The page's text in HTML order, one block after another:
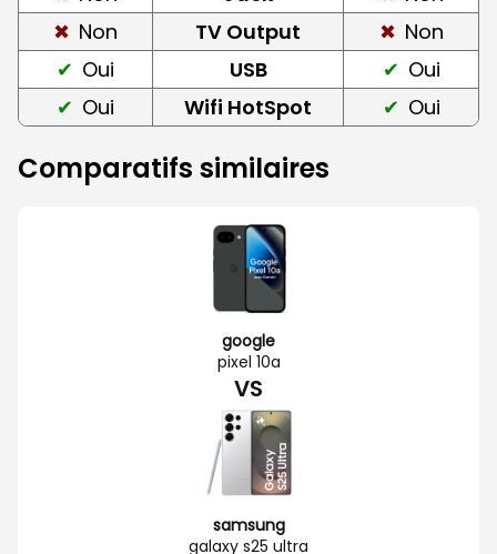
Non
TV Output
Non
Oui
USB
Oui
Oui
Wifi HotSpot Oui
Comparatifs similaires
google
pixel 10a
VS
samsung
galaxy s25 ultra